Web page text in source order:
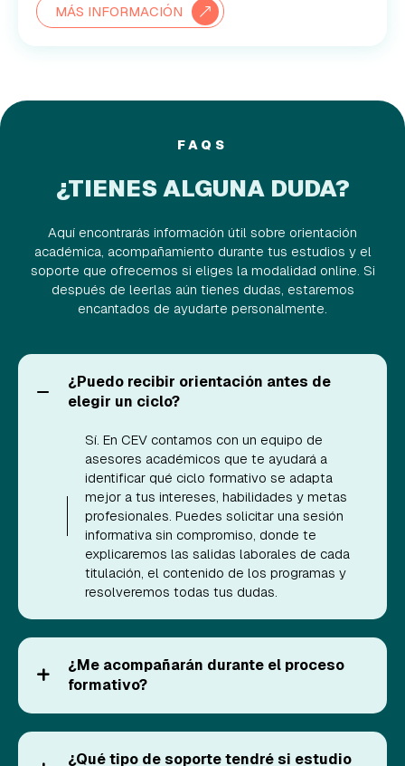
MÁS INFORMACIÓN
FAQS
¿TIENES ALGUNA DUDA?
Aquí encontrarás información útil sobre orientación
académica, acompañamiento durante tus estudios y el
soporte que ofrecemos si eliges la modalidad online. Si
después de leerlas aún tienes dudas, estaremos
encantados de ayudarte personalmente.
¿Puedo recibir orientación antes de
elegir un ciclo?
Sí. En CEV contamos con un equipo de
asesores académicos que te ayudará a
identificar qué ciclo formativo se adapta
mejor a tus intereses, habilidades y metas
profesionales. Puedes solicitar una sesión
informativa sin compromiso, donde te
explicaremos las salidas laborales de cada
titulación, el contenido de los programas y
resolveremos todas tus dudas.
¿Me acompañarán durante el proceso
formativo?
¿Qué tipo de soporte tendré si estudio